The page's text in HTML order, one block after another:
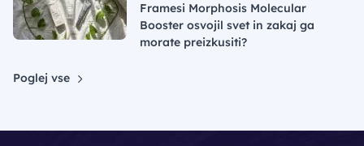
Framesi Morphosis Molecular
Booster osvojil svet in zakaj ga
morate preizkusiti?
Poglej vse